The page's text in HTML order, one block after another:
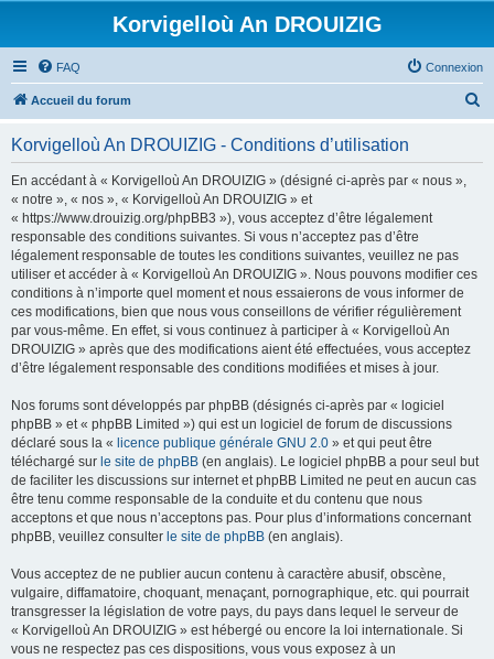
Korvigelloù An DROUIZIG
FAQ Connexion
Accueil du forum
Korvigelloù An DROUIZIG - Conditions d’utilisation
En accédant à « Korvigelloù An DROUIZIG » (désigné ci-après par « nous »,
« notre », « nos », « Korvigelloù An DROUIZIG » et
« https://www.drouizig.org/phpBB3 »), vous acceptez d’être légalement
responsable des conditions suivantes. Si vous n’acceptez pas d’être
légalement responsable de toutes les conditions suivantes, veuillez ne pas
utiliser et accéder à « Korvigelloù An DROUIZIG ». Nous pouvons modifier ces
conditions à n’importe quel moment et nous essaierons de vous informer de
ces modifications, bien que nous vous conseillons de vérifier régulièrement
par vous-même. En effet, si vous continuez à participer à « Korvigelloù An
DROUIZIG » après que des modifications aient été effectuées, vous acceptez
d’être légalement responsable des conditions modifiées et mises à jour.
Nos forums sont développés par phpBB (désignés ci-après par « logiciel
phpBB » et « phpBB Limited ») qui est un logiciel de forum de discussions
déclaré sous la « licence publique générale GNU 2.0 » et qui peut être
téléchargé sur le site de phpBB (en anglais). Le logiciel phpBB a pour seul but
de faciliter les discussions sur internet et phpBB Limited ne peut en aucun cas
être tenu comme responsable de la conduite et du contenu que nous
acceptons et que nous n’acceptons pas. Pour plus d’informations concernant
phpBB, veuillez consulter le site de phpBB (en anglais).
Vous acceptez de ne publier aucun contenu à caractère abusif, obscène,
vulgaire, diffamatoire, choquant, menaçant, pornographique, etc. qui pourrait
transgresser la législation de votre pays, du pays dans lequel le serveur de
« Korvigelloù An DROUIZIG » est hébergé ou encore la loi internationale. Si
vous ne respectez pas ces dispositions, vous vous exposez à un